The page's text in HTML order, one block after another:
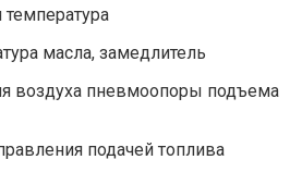
масла, замедлитель
воздуха пневмоопоры подъема
подачей топлива